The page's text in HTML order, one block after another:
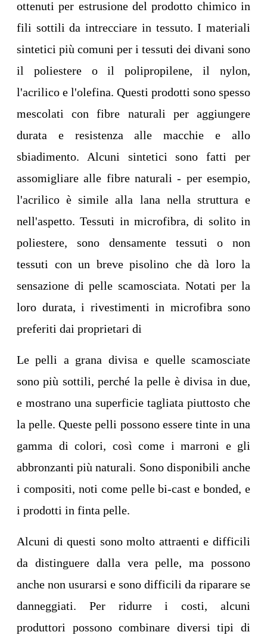
ottenuti per estrusione del prodotto chimico in
fili sottili da intrecciare in tessuto. I materiali
sintetici più comuni per i tessuti dei divani sono
il poliestere o il polipropilene, il nylon,
l'acrilico e l'olefina. Questi prodotti sono spesso
mescolati con fibre naturali per aggiungere
durata e resistenza alle macchie e allo
sbiadimento. Alcuni sintetici sono fatti per
assomigliare alle fibre naturali - per esempio,
l'acrilico è simile alla lana nella struttura e
nell'aspetto. Tessuti in microfibra, di solito in
poliestere, sono densamente tessuti o non
tessuti con un breve pisolino che dà loro la
sensazione di pelle scamosciata. Notati per la
loro durata, i rivestimenti in microfibra sono
preferiti dai proprietari di
Le pelli a grana divisa e quelle scamosciate
sono più sottili, perché la pelle è divisa in due,
e mostrano una superficie tagliata piuttosto che
la pelle. Queste pelli possono essere tinte in una
gamma di colori, così come i marroni e gli
abbronzanti più naturali. Sono disponibili anche
i compositi, noti come pelle bi-cast e bonded, e
i prodotti in finta pelle.
Alcuni di questi sono molto attraenti e difficili
da distinguere dalla vera pelle, ma possono
anche non usurarsi e sono difficili da riparare se
danneggiati. Per ridurre i costi, alcuni
produttori possono combinare diversi tipi di